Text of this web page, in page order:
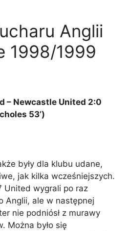
Anglii
1998/1999
– Newcastle United 2:0
53’)
były dla klubu udane,
jak kilka wcześniejszych.
United wygrali po raz
Anglii, ale w następnej
nie podniósł z murawy
Można było się